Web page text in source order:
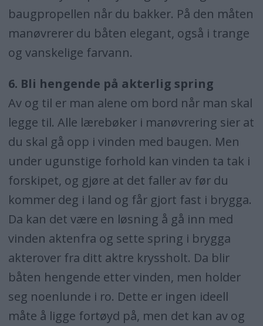
baugpropellen når du bakker. På den måten
manøvrerer du båten elegant, også i trange
og vanskelige farvann.
6. Bli hengende på akterlig spring
Av og til er man alene om bord når man skal
legge til. Alle lærebøker i manøvrering sier at
du skal gå opp i vinden med baugen. Men
under ugunstige forhold kan vinden ta tak i
forskipet, og gjøre at det faller av før du
kommer deg i land og får gjort fast i brygga.
Da kan det være en løsning å gå inn med
vinden aktenfra og sette spring i brygga
akterover fra ditt aktre kryssholt. Da blir
båten hengende etter vinden, men holder
seg noenlunde i ro. Dette er ingen ideell
måte å ligge fortøyd på, men det kan av og